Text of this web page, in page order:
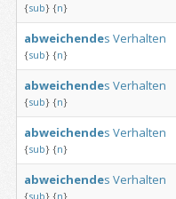
{sub} {n}
abweichendes Verhalten
{sub} {n}
abweichendes Verhalten
{sub} {n}
abweichendes Verhalten
{sub} {n}
abweichendes Verhalten
{sub} {n}